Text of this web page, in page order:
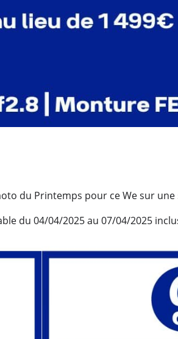
du Printemps pour ce We sur une
du 04/04/2025 au 07/04/2025